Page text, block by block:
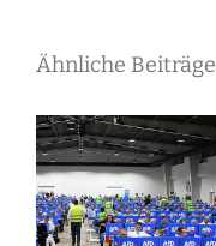
Ähnliche Beiträge